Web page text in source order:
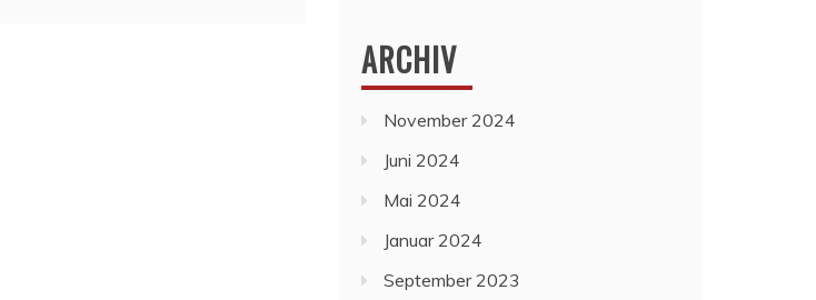
ARCHIV
November 2024
Juni 2024
Mai 2024
Januar 2024
September 2023